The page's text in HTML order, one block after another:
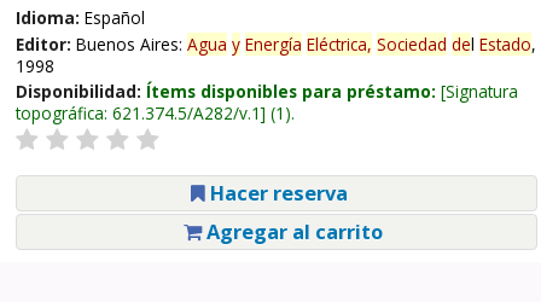
Idioma: Español
Editor: Buenos Aires: Agua y Energía Eléctrica, Sociedad del Estado,
1998
Disponibilidad: Ítems disponibles para préstamo: Signatura
topográfica: 621.374.5/A282/v.1 (1).
Hacer reserva
Agregar al carrito